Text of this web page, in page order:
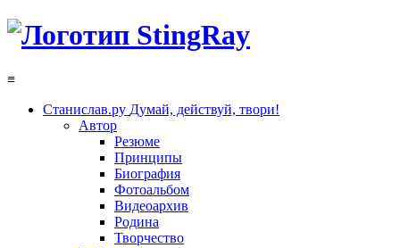
≡
Станислав.ру Думай, действуй, твори!
Автор
Резюме
Принципы
Биография
Фотоальбом
Видеоархив
Родина
Творчество